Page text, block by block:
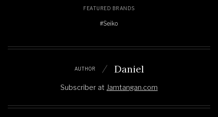
FEATURED BRANDS
#Seiko
AUTHOR Daniel
Subscriber at Jamtangan.com